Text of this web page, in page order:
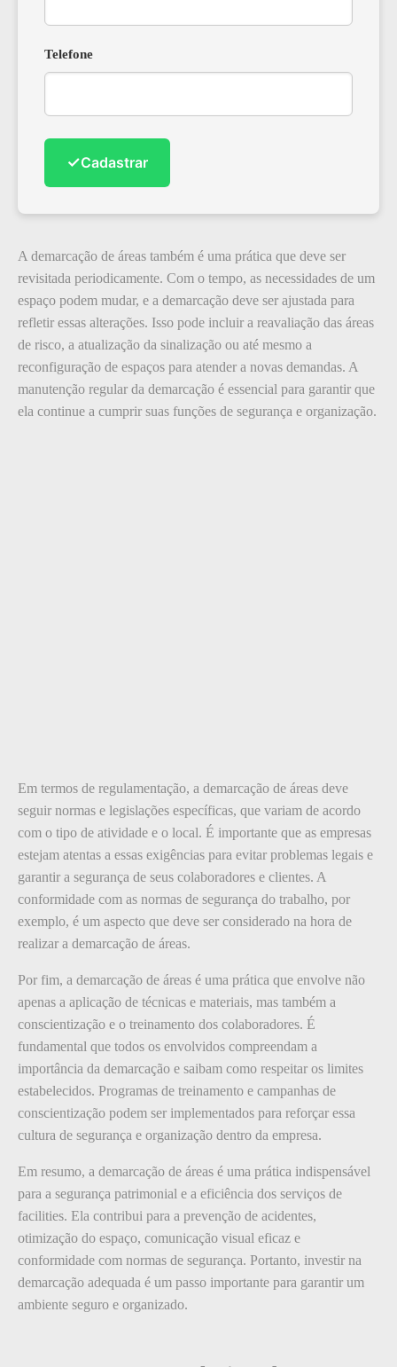
Telefone
✓Cadastrar
A demarcação de áreas também é uma prática que deve ser
revisitada periodicamente. Com o tempo, as necessidades de um
espaço podem mudar, e a demarcação deve ser ajustada para
refletir essas alterações. Isso pode incluir a reavaliação das áreas
de risco, a atualização da sinalização ou até mesmo a
reconfiguração de espaços para atender a novas demandas. A
manutenção regular da demarcação é essencial para garantir que
ela continue a cumprir suas funções de segurança e organização.
Em termos de regulamentação, a demarcação de áreas deve
seguir normas e legislações específicas, que variam de acordo
com o tipo de atividade e o local. É importante que as empresas
estejam atentas a essas exigências para evitar problemas legais e
garantir a segurança de seus colaboradores e clientes. A
conformidade com as normas de segurança do trabalho, por
exemplo, é um aspecto que deve ser considerado na hora de
realizar a demarcação de áreas.
Por fim, a demarcação de áreas é uma prática que envolve não
apenas a aplicação de técnicas e materiais, mas também a
conscientização e o treinamento dos colaboradores. É
fundamental que todos os envolvidos compreendam a
importância da demarcação e saibam como respeitar os limites
estabelecidos. Programas de treinamento e campanhas de
conscientização podem ser implementados para reforçar essa
cultura de segurança e organização dentro da empresa.
Em resumo, a demarcação de áreas é uma prática indispensável
para a segurança patrimonial e a eficiência dos serviços de
facilities. Ela contribui para a prevenção de acidentes,
otimização do espaço, comunicação visual eficaz e
conformidade com normas de segurança. Portanto, investir na
demarcação adequada é um passo importante para garantir um
ambiente seguro e organizado.